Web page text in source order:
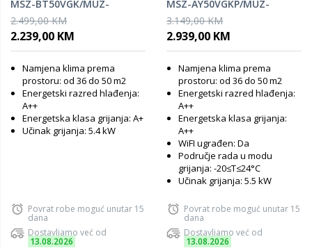
MSZ-BT50VGK/MUZ-
BT50VG
2.499,00 KM
2.239,00 KM
Namjena klima prema
prostoru: od 36 do 50 m2
Energetski razred hlađenja:
A++
Energetska klasa grijanja: A+
Učinak grijanja: 5.4 kW
Povrat robe moguć unutar 15
dana
Dostavljamo već od
13.08.2026
MSZ-AY50VGKP/MUZ-
AY50VG
3.149,00 KM
2.939,00 KM
Namjena klima prema
prostoru: od 36 do 50 m2
Energetski razred hlađenja:
A++
Energetska klasa grijanja:
A++
WiFI ugrađen: Da
Područje rada u modu
grijanja: -20≤T≤24°C
Učinak grijanja: 5.5 kW
Povrat robe moguć unutar 15
dana
Dostavljamo već od
13.08.2026